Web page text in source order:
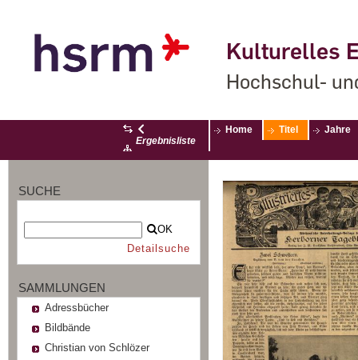
Kulturelles
Hochschul-
Ergebnisliste
Home Titel Jahre
SUCHE
OK
Detailsuche
SAMMLUNGEN
Adressbücher
Bildbände
Christian von Schlözer